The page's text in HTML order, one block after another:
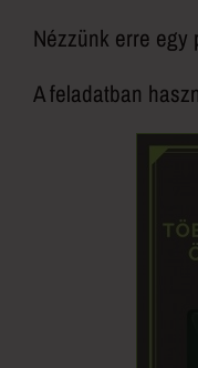
Nézzünk erre egy
A feladatban